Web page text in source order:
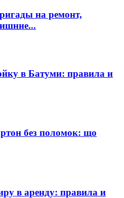
на ремонт,
в Батуми: правила и
без поломок: що
в аренду: правила и